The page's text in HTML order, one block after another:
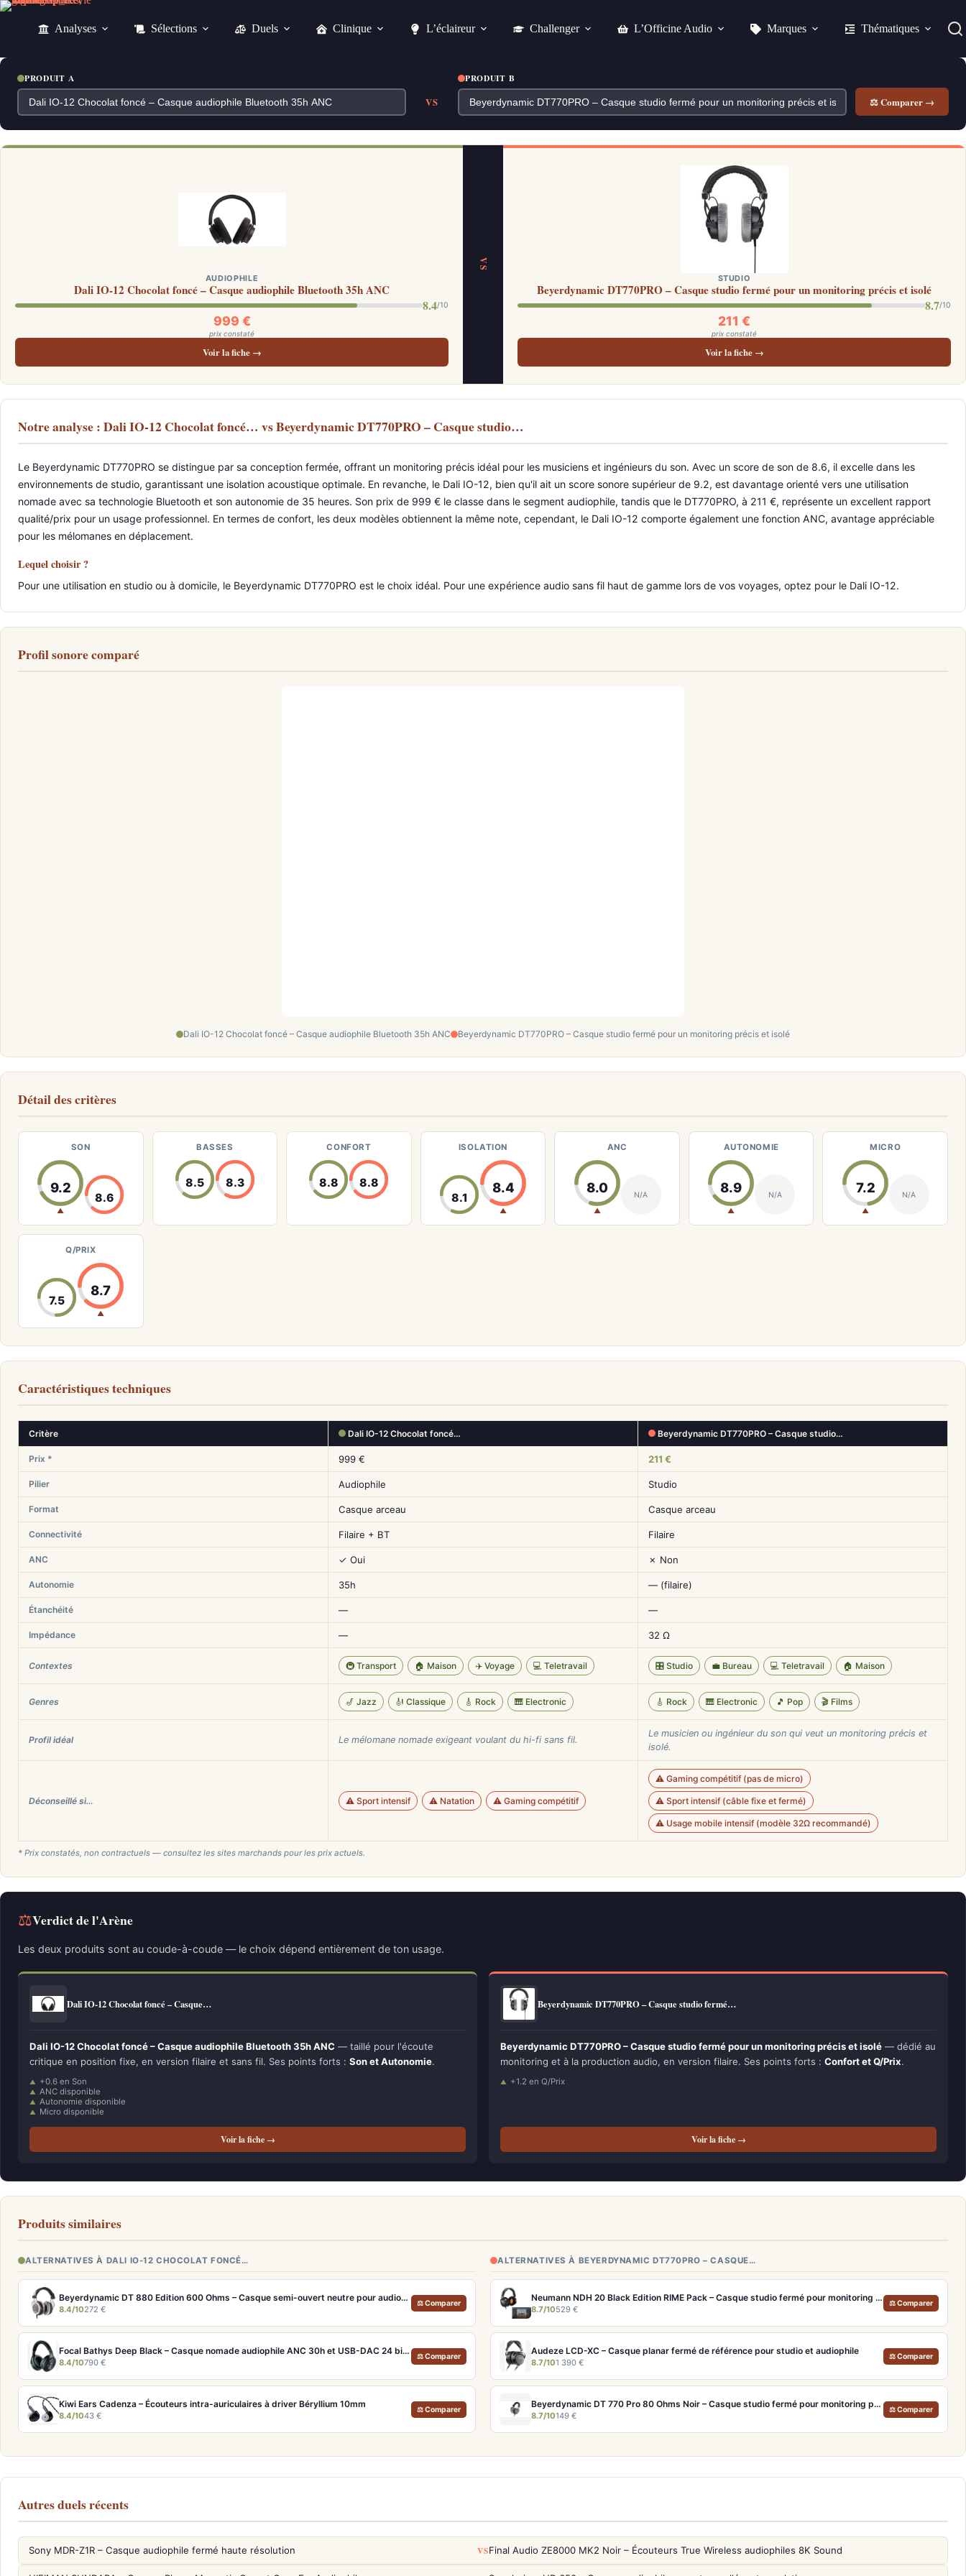
Passer
Analyses Sélections Duels Clinique L’éclaireur Challenger L’Officine Audio Marques Thématiques
PRODUIT A
VS
PRODUIT B
⚖ Comparer →
AUDIOPHILE
Dali IO-12 Chocolat foncé – Casque audiophile Bluetooth 35h ANC
8.4/10
999 €
prix constaté
Voir la fiche →
VS
STUDIO
Beyerdynamic DT770PRO – Casque studio fermé pour un monitoring précis et isolé
8.7/10
211 €
prix constaté
Voir la fiche →
Notre analyse : Dali IO-12 Chocolat foncé… vs Beyerdynamic DT770PRO – Casque studio…
Le Beyerdynamic DT770PRO se distingue par sa conception fermée, offrant un monitoring précis idéal pour les musiciens et ingénieurs du son. Avec un score de son de 8.6, il excelle dans les
environnements de studio, garantissant une isolation acoustique optimale. En revanche, le Dali IO-12, bien qu'il ait un score sonore supérieur de 9.2, est davantage orienté vers une utilisation
nomade avec sa technologie Bluetooth et son autonomie de 35 heures. Son prix de 999 € le classe dans le segment audiophile, tandis que le DT770PRO, à 211 €, représente un excellent rapport
qualité/prix pour un usage professionnel. En termes de confort, les deux modèles obtiennent la même note, cependant, le Dali IO-12 comporte également une fonction ANC, avantage appréciable
pour les mélomanes en déplacement.
Lequel choisir ?
Pour une utilisation en studio ou à domicile, le Beyerdynamic DT770PRO est le choix idéal. Pour une expérience audio sans fil haut de gamme lors de vos voyages, optez pour le Dali IO-12.
Profil sonore comparé
Dali IO-12 Chocolat foncé – Casque audiophile Bluetooth 35h ANC Beyerdynamic DT770PRO – Casque studio fermé pour un monitoring précis et isolé
Détail des critères
SON
9.2
▲
8.6
BASSES
8.5 8.3
CONFORT
8.8 8.8
ISOLATION
8.1
8.4
▲
ANC
8.0
▲
N/A
AUTONOMIE
8.9
▲
N/A
MICRO
7.2
▲
N/A
Q/PRIX
7.5
8.7
▲
Caractéristiques techniques
Critère Dali IO-12 Chocolat foncé… Beyerdynamic DT770PRO – Casque studio…
Prix * 999 € 211 €
Pilier Audiophile Studio
Format Casque arceau Casque arceau
Connectivité Filaire + BT Filaire
ANC ✓ Oui ✗ Non
Autonomie 35h — (filaire)
Étanchéité — —
Impédance — 32 Ω
Contextes 🚇 Transport 🏠 Maison ✈️ Voyage 💻 Teletravail 🎛️ Studio 💼 Bureau 💻 Teletravail 🏠 Maison
Genres 🎷 Jazz 🎻 Classique 🎸 Rock 🎹 Electronic 🎸 Rock 🎹 Electronic 🎵 Pop 🎬 Films
Profil idéal Le mélomane nomade exigeant voulant du hi-fi sans fil.
Le musicien ou ingénieur du son qui veut un monitoring précis et
isolé.
Déconseillé si… ⚠️ Sport intensif ⚠️ Natation ⚠️ Gaming compétitif
⚠️ Gaming compétitif (pas de micro)
⚠️ Sport intensif (câble fixe et fermé)
⚠️ Usage mobile intensif (modèle 32Ω recommandé)
* Prix constatés, non contractuels — consultez les sites marchands pour les prix actuels.
⚖Verdict de l'Arène
Les deux produits sont au coude-à-coude — le choix dépend entièrement de ton usage.
Dali IO-12 Chocolat foncé – Casque…
Dali IO-12 Chocolat foncé – Casque audiophile Bluetooth 35h ANC — taillé pour l'écoute
critique en position fixe, en version filaire et sans fil. Ses points forts : Son et Autonomie.
+0.6 en Son
ANC disponible
Autonomie disponible
Micro disponible
Voir la fiche →
Beyerdynamic DT770PRO – Casque studio fermé…
Beyerdynamic DT770PRO – Casque studio fermé pour un monitoring précis et isolé — dédié au
monitoring et à la production audio, en version filaire. Ses points forts : Confort et Q/Prix.
+1.2 en Q/Prix
Voir la fiche →
Produits similaires
ALTERNATIVES À DALI IO-12 CHOCOLAT FONCÉ…
Beyerdynamic DT 880 Edition 600 Ohms – Casque semi-ouvert neutre pour audiophiles et studio
8.4/10272 €
⚖ Comparer
Focal Bathys Deep Black – Casque nomade audiophile ANC 30h et USB-DAC 24 bits/192 kHz
8.4/10790 €
⚖ Comparer
Kiwi Ears Cadenza – Écouteurs intra-auriculaires à driver Béryllium 10mm
8.4/1043 €
⚖ Comparer
ALTERNATIVES À BEYERDYNAMIC DT770PRO – CASQUE…
Neumann NDH 20 Black Edition RIME Pack – Casque studio fermé pour monitoring pro et immersion binaurale
8.7/10529 €
⚖ Comparer
Audeze LCD-XC – Casque planar fermé de référence pour studio et audiophile
8.7/101 390 €
⚖ Comparer
Beyerdynamic DT 770 Pro 80 Ohms Noir – Casque studio fermé pour monitoring précis
8.7/10149 €
⚖ Comparer
Autres duels récents
Sony MDR-Z1R – Casque audiophile fermé haute résolution VSFinal Audio ZE8000 MK2 Noir – Écouteurs True Wireless audiophiles 8K Sound